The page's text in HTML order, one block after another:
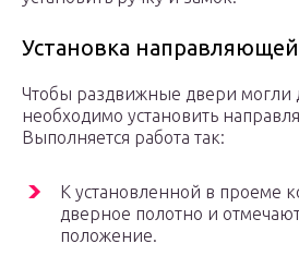
Установка направляющей
Чтобы раздвижные двери могли
необходимо установить
Выполняется работа так:
К установленной в проеме
дверное полотно и
положение.